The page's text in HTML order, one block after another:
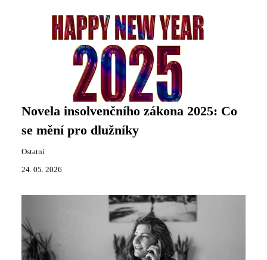
Novela insolvenčního zákona 2025: Co
se mění pro dlužníky
Ostatní
24. 05. 2026